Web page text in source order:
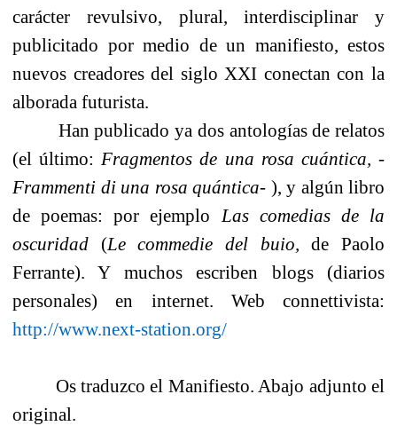
carácter revulsivo, plural, interdisciplinar y
publicitado por medio de un manifiesto, estos
nuevos creadores del siglo XXI conectan con la
alborada futurista.
Han publicado ya dos antologías de relatos
(el último: Fragmentos de una rosa cuántica, -
Frammenti di una rosa quántica- ), y algún libro
de poemas: por ejemplo Las comedias de la
oscuridad (Le commedie del buio,de Paolo
Ferrante). Y muchos escriben blogs (diarios
personales) en internet. Web connettivista:
http://www.next-station.org/
Os traduzco el Manifiesto. Abajo adjunto el
original.